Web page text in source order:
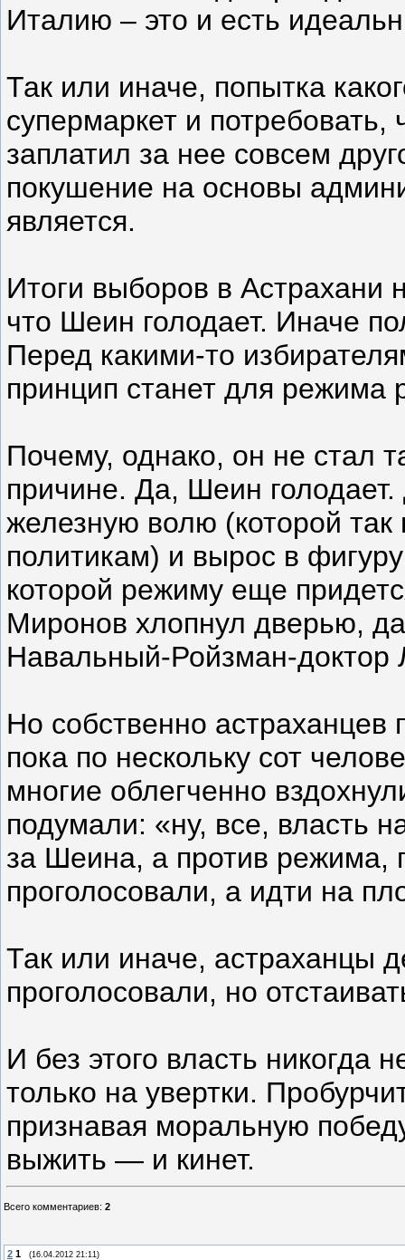
Италию – это и есть
Так или иначе, попытка
супермаркет и потребовать,
заплатил за нее совсем
покушение на основы
является.
Итоги выборов в Астрахани
что Шеин голодает. Иначе
Перед какими-то
принцип станет для режима
Почему, однако, он не стал
причине. Да, Шеин голодает.
железную волю (которой так
политикам) и вырос в
которой режиму еще
Миронов хлопнул дверью,
Навальный-Ройзман-доктор
Но собственно
пока по нескольку сот
многие облегченно
подумали: «ну, все, власть
за Шеина, а против режима,
проголосовали, а идти на
Так или иначе, астраханцы
проголосовали, но
И без этого власть никогда
только на увертки.
признавая моральную
выжить — и кинет.
Всего комментариев: 2
2 1 (16.04.2012 21:11)